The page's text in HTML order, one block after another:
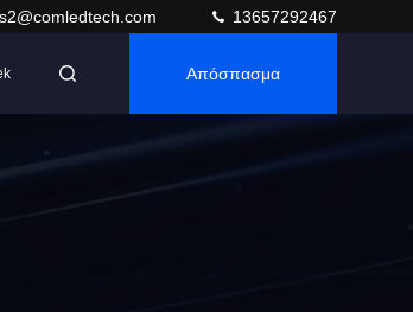
13657292467
Απόσπασμα